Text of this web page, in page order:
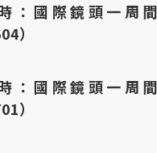
：國際鏡頭一周間
）
：國際鏡頭一周間
）